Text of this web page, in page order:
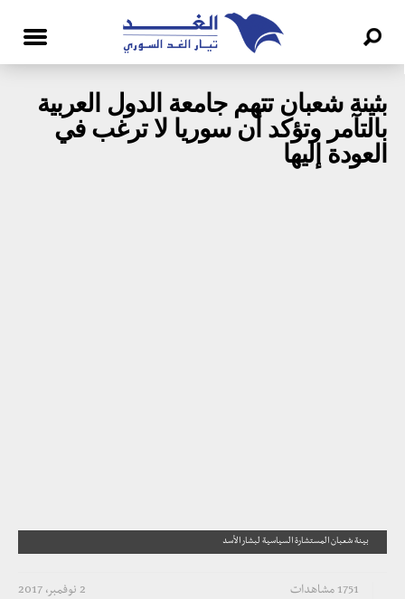
بثينة شعبان تتهم جامعة الدول العربية
بالتآمر وتؤكد أن سوريا لا ترغب في
العودة إليها
بينة شعبان المستشارة السياسية لبشار الأسد
2 نوفمبر، 2017 1751 مشاهدات